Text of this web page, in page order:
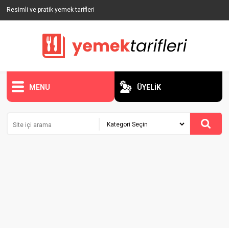
Resimli ve pratik yemek tarifleri
MENU ÜYELİK